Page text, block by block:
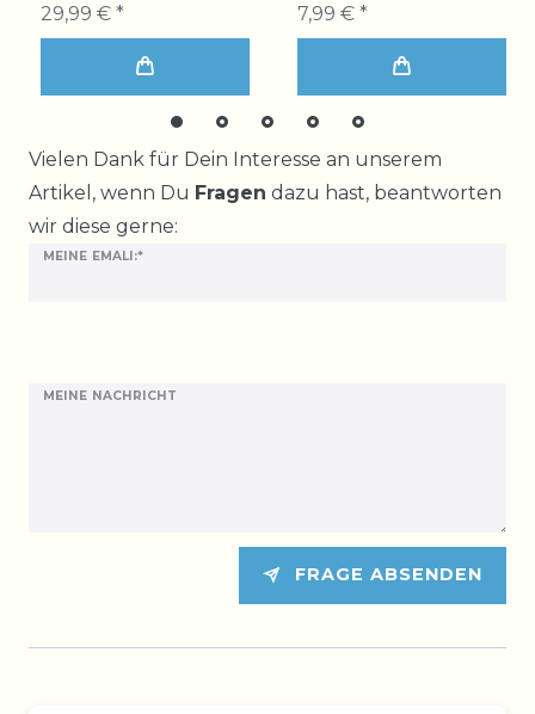
29,99 € * 7,99 € *
Vielen Dank für Dein Interesse an unserem
Artikel, wenn Du Fragen dazu hast, beantworten
wir diese gerne:
MEINE EMALI:*
MEINE NACHRICHT
Ceres::Template.mailFormHoneypotLabel
FRAGE ABSENDEN